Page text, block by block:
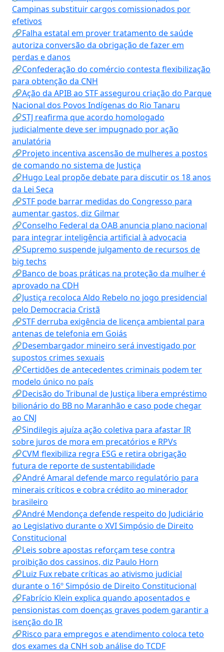
Campinas substituir cargos comissionados por
efetivos
🔗Falha estatal em prover tratamento de saúde
autoriza conversão da obrigação de fazer em
perdas e danos
🔗Confederação do comércio contesta flexibilização
para obtenção da CNH
🔗Ação da APIB ao STF assegurou criação do Parque
Nacional dos Povos Indígenas do Rio Tanaru
🔗STJ reafirma que acordo homologado
judicialmente deve ser impugnado por ação
anulatória
🔗Projeto incentiva ascensão de mulheres a postos
de comando no sistema de Justiça
🔗Hugo Leal propõe debate para discutir os 18 anos
da Lei Seca
🔗STF pode barrar medidas do Congresso para
aumentar gastos, diz Gilmar
🔗Conselho Federal da OAB anuncia plano nacional
para integrar inteligência artificial à advocacia
🔗Supremo suspende julgamento de recursos de
big techs
🔗Banco de boas práticas na proteção da mulher é
aprovado na CDH
🔗Justiça recoloca Aldo Rebelo no jogo presidencial
pelo Democracia Cristã
🔗STF derruba exigência de licença ambiental para
antenas de telefonia em Goiás
🔗Desembargador mineiro será investigado por
supostos crimes sexuais
🔗Certidões de antecedentes criminais podem ter
modelo único no país
🔗Decisão do Tribunal de Justiça libera empréstimo
bilionário do BB no Maranhão e caso pode chegar
ao CNJ
🔗Sindilegis ajuíza ação coletiva para afastar IR
sobre juros de mora em precatórios e RPVs
🔗CVM flexibiliza regra ESG e retira obrigação
futura de reporte de sustentabilidade
🔗André Amaral defende marco regulatório para
minerais críticos e cobra crédito ao minerador
brasileiro
🔗André Mendonça defende respeito do Judiciário
ao Legislativo durante o XVI Simpósio de Direito
Constitucional
🔗Leis sobre apostas reforçam tese contra
proibição dos cassinos, diz Paulo Horn
🔗Luiz Fux rebate críticas ao ativismo judicial
durante o 16º Simpósio de Direito Constitucional
🔗Fabrício Klein explica quando aposentados e
pensionistas com doenças graves podem garantir a
isenção do IR
🔗Risco para empregos e atendimento coloca teto
dos exames da CNH sob análise do TCDF